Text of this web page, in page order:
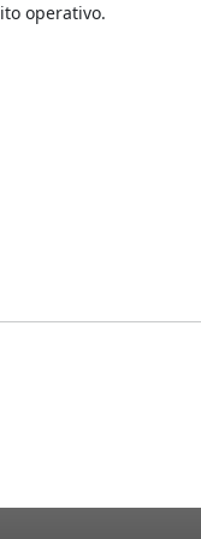
operativo.